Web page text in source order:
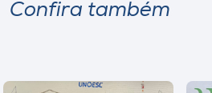
Confira também